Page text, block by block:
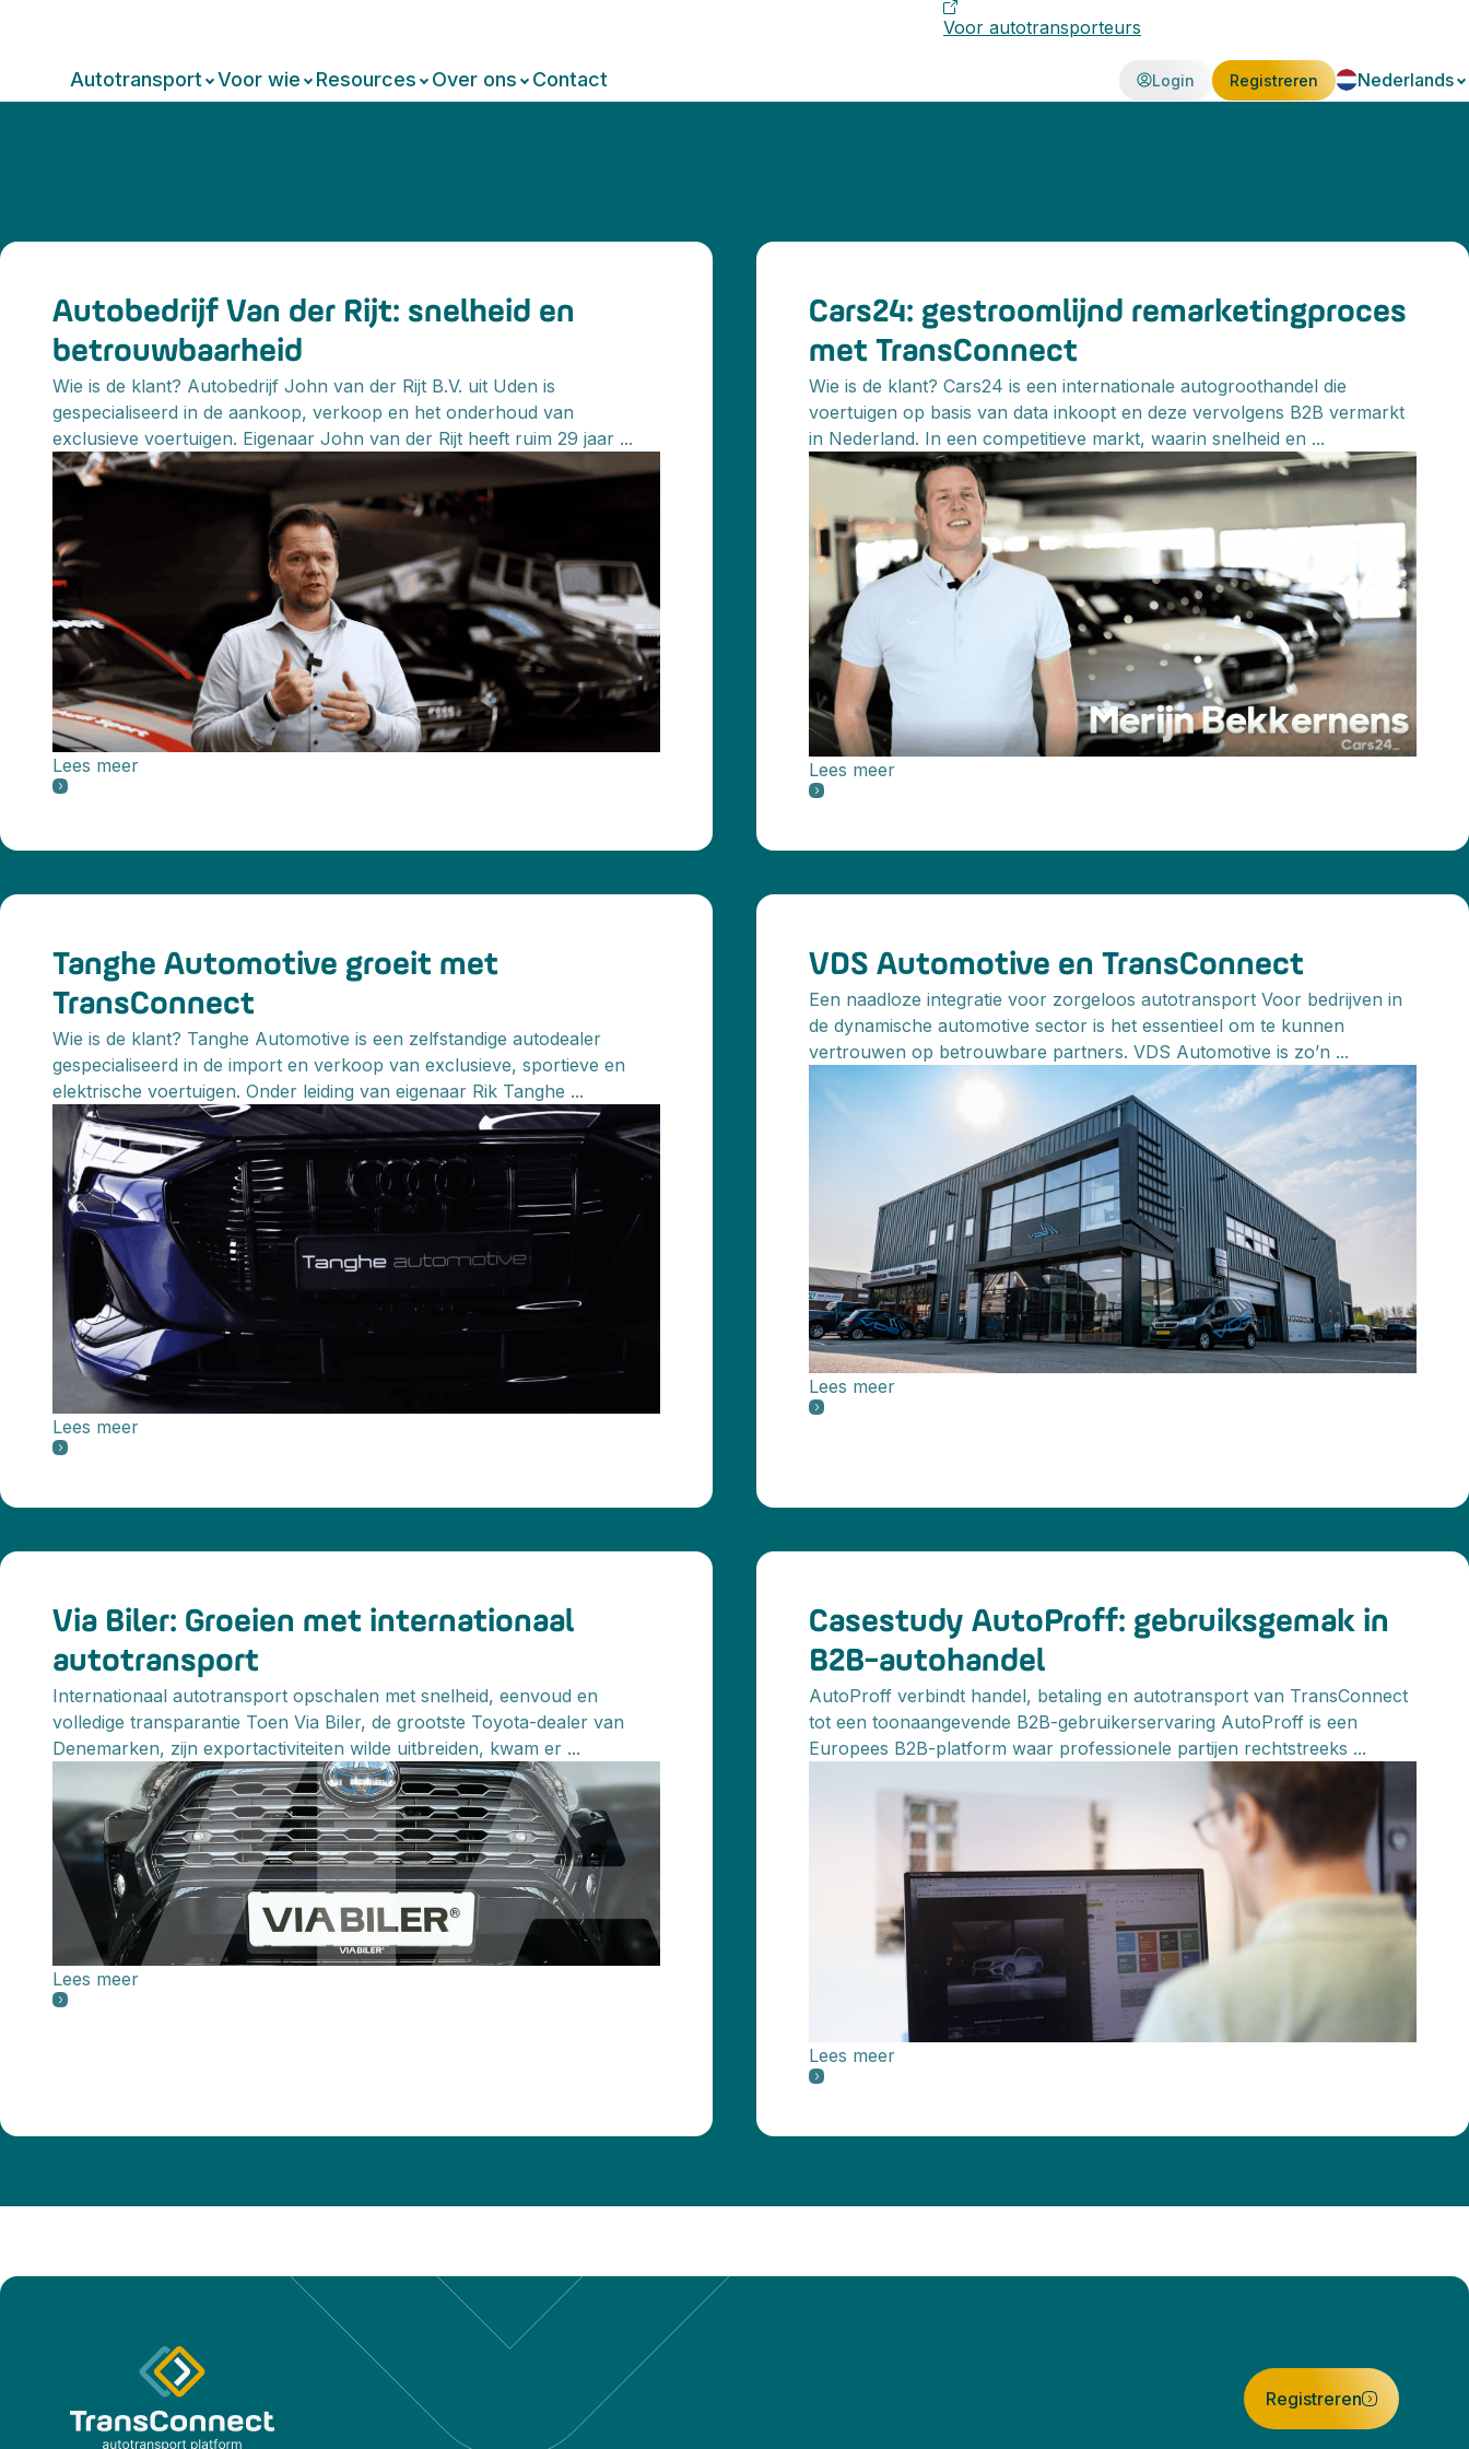
Voor autotransporteurs
Autotransport Voor wie Resources Over ons Contact Login Registreren Nederlands
Autobedrijf Van der Rijt: snelheid en
betrouwbaarheid
Wie is de klant? Autobedrijf John van der Rijt B.V. uit Uden is
gespecialiseerd in de aankoop, verkoop en het onderhoud van
exclusieve voertuigen. Eigenaar John van der Rijt heeft ruim 29 jaar ...
Lees meer
Cars24: gestroomlijnd remarketingproces
met TransConnect
Wie is de klant? Cars24 is een internationale autogroothandel die
voertuigen op basis van data inkoopt en deze vervolgens B2B vermarkt
in Nederland. In een competitieve markt, waarin snelheid en ...
Lees meer
Tanghe Automotive groeit met
TransConnect
Wie is de klant? Tanghe Automotive is een zelfstandige autodealer
gespecialiseerd in de import en verkoop van exclusieve, sportieve en
elektrische voertuigen. Onder leiding van eigenaar Rik Tanghe ...
Lees meer
VDS Automotive en TransConnect
Een naadloze integratie voor zorgeloos autotransport Voor bedrijven in
de dynamische automotive sector is het essentieel om te kunnen
vertrouwen op betrouwbare partners. VDS Automotive is zo’n ...
Lees meer
Via Biler: Groeien met internationaal
autotransport
Internationaal autotransport opschalen met snelheid, eenvoud en
volledige transparantie Toen Via Biler, de grootste Toyota-dealer van
Denemarken, zijn exportactiviteiten wilde uitbreiden, kwam er ...
Lees meer
Casestudy AutoProff: gebruiksgemak in
B2B-autohandel
AutoProff verbindt handel, betaling en autotransport van TransConnect
tot een toonaangevende B2B-gebruikerservaring AutoProff is een
Europees B2B-platform waar professionele partijen rechtstreeks ...
Lees meer
Registreren